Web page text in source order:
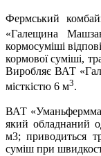
Фермський
«Галещина
кормосуміші
кормової суміші,
Виробляє ВАТ
місткістю 6 м3.
ВАТ
який обладнаний
м3; приводиться
суміш при